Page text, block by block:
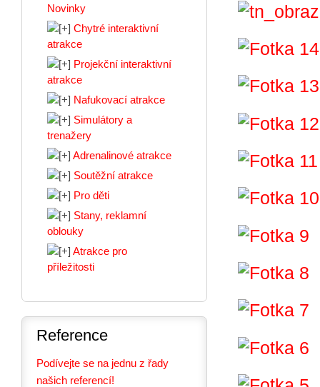
Novinky
Chytré interaktivní
atrakce
Projekční interaktivní
atrakce
Nafukovací atrakce
Simulátory a
trenažery
Adrenalinové atrakce
Soutěžní atrakce
Pro děti
Stany, reklamní
oblouky
Atrakce pro
příležitosti
Reference
Podívejte se na jednu z řady
našich referencí!